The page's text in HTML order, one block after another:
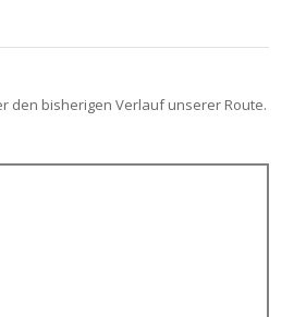
den bisherigen Verlauf unserer Route.